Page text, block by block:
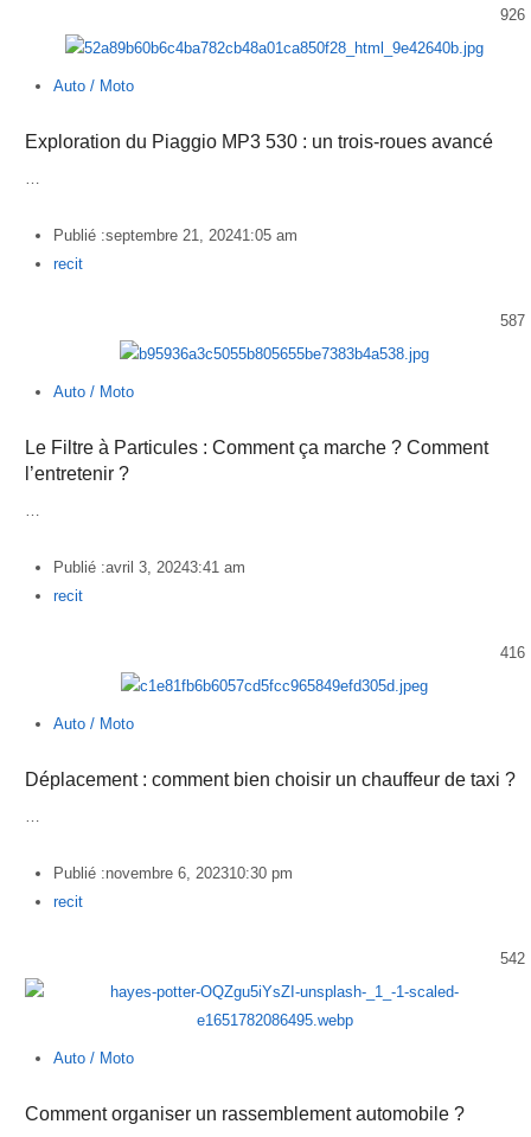
926
Auto / Moto
Exploration du Piaggio MP3 530 : un trois-roues avancé
…
Publié :septembre 21, 20241:05 am
Author
recit
587
Auto / Moto
Le Filtre à Particules : Comment ça marche ? Comment
l’entretenir ?
…
Publié :avril 3, 20243:41 am
Author
recit
416
Auto / Moto
Déplacement : comment bien choisir un chauffeur de taxi ?
…
Publié :novembre 6, 202310:30 pm
Author
recit
542
Auto / Moto
Comment organiser un rassemblement automobile ?